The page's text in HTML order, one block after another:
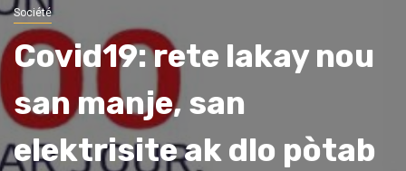
Société
Covid19: rete lakay nou
san manje, san
elektrisite ak dlo pòtab